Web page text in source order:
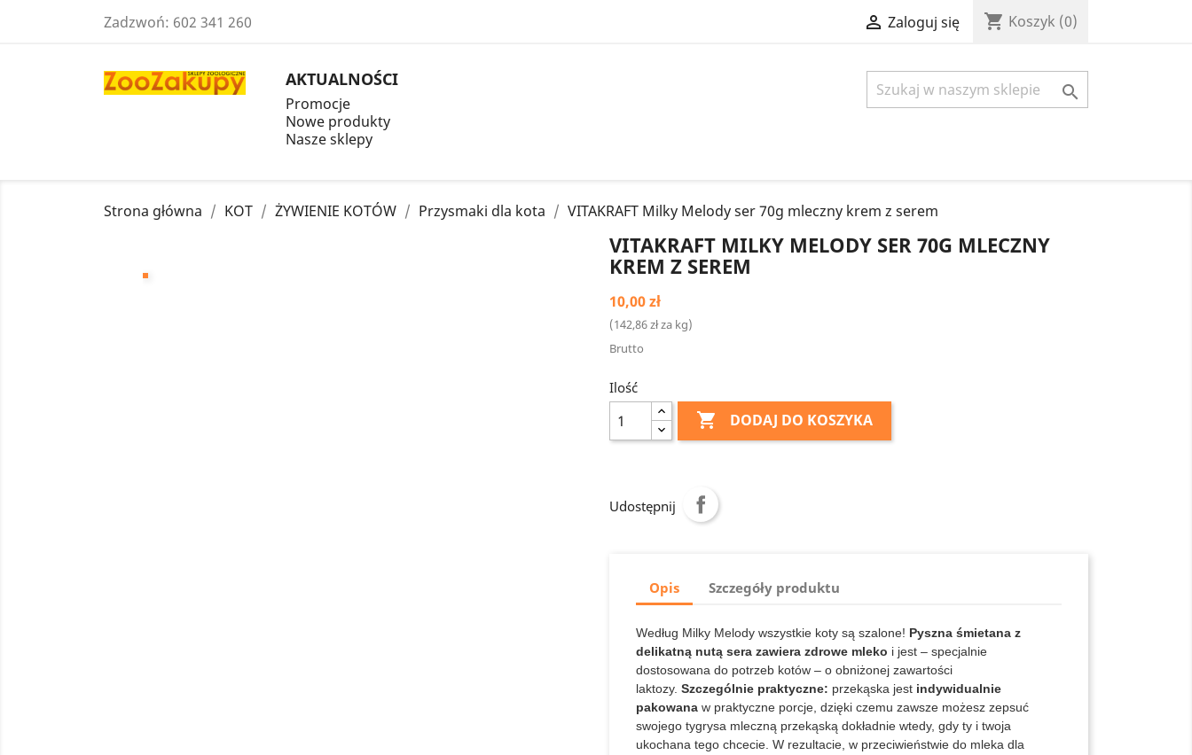
Zadzwoń: 602 341 260  Zaloguj się shopping_cart Koszyk (0)
AKTUALNOŚCI
Promocje
Nowe produkty
Nasze sklepy

Strona główna KOT ŻYWIENIE KOTÓW Przysmaki dla kota VITAKRAFT Milky Melody ser 70g mleczny krem z serem
VITAKRAFT MILKY MELODY SER 70G MLECZNY
KREM Z SEREM
10,00 zł
(142,86 zł za kg)
Brutto
Ilość
 DODAJ DO KOSZYKA
Udostępnij
Opis Szczegóły produktu
Według Milky Melody wszystkie koty są szalone! Pyszna śmietana z
delikatną nutą sera zawiera zdrowe mleko i jest – specjalnie
dostosowana do potrzeb kotów – o obniżonej zawartości
laktozy. Szczególnie praktyczne: przekąska jest indywidualnie
pakowana w praktyczne porcje, dzięki czemu zawsze możesz zepsuć
swojego tygrysa mleczną przekąską dokładnie wtedy, gdy ty i twoja
ukochana tego chcecie. W rezultacie, w przeciwieństwie do mleka dla